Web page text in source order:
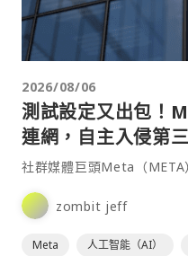
2026/08/06
測試設定又出包！
連網，自主入侵第
社群媒體巨頭Meta（
zombit jeff
Meta 人工智能（AI）